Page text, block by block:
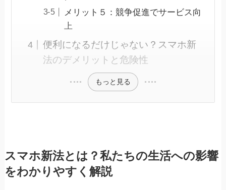
メリット５：競争促進でサービス向
上
便利になるだけじゃない？スマホ新
法のデメリットと危険性
もっと見る
スマホ新法とは？私たちの生活への影響
をわかりやすく解説